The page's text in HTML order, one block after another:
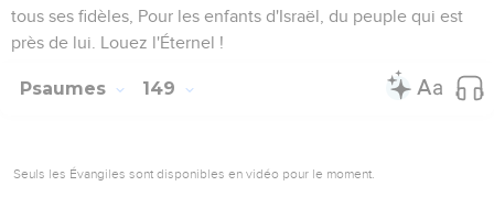
tous ses fidèles, Pour les enfants d'Israël, du peuple qui est
près de lui. Louez l'Éternel !
Psaumes 149
Seuls les Évangiles sont disponibles en vidéo pour le moment.